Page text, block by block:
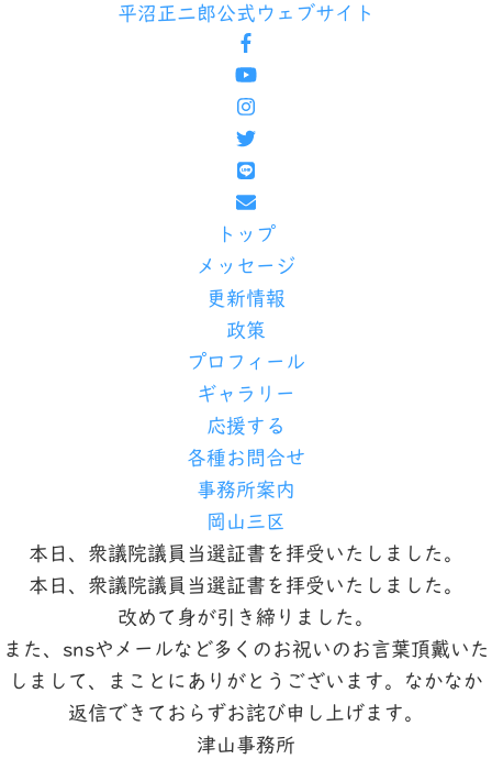
平沼正二郎公式ウェブサイト
トップ
メッセージ
更新情報
政策
プロフィール
ギャラリー
応援する
各種お問合せ
事務所案内
岡山三区
本日、衆議院議員当選証書を拝受いたしました。
本日、衆議院議員当選証書を拝受いたしました。
改めて身が引き締りました。
また、snsやメールなど多くのお祝いのお言葉頂戴いた
しまして、まことにありがとうございます。なかなか
返信できておらずお詫び申し上げます。
津山事務所